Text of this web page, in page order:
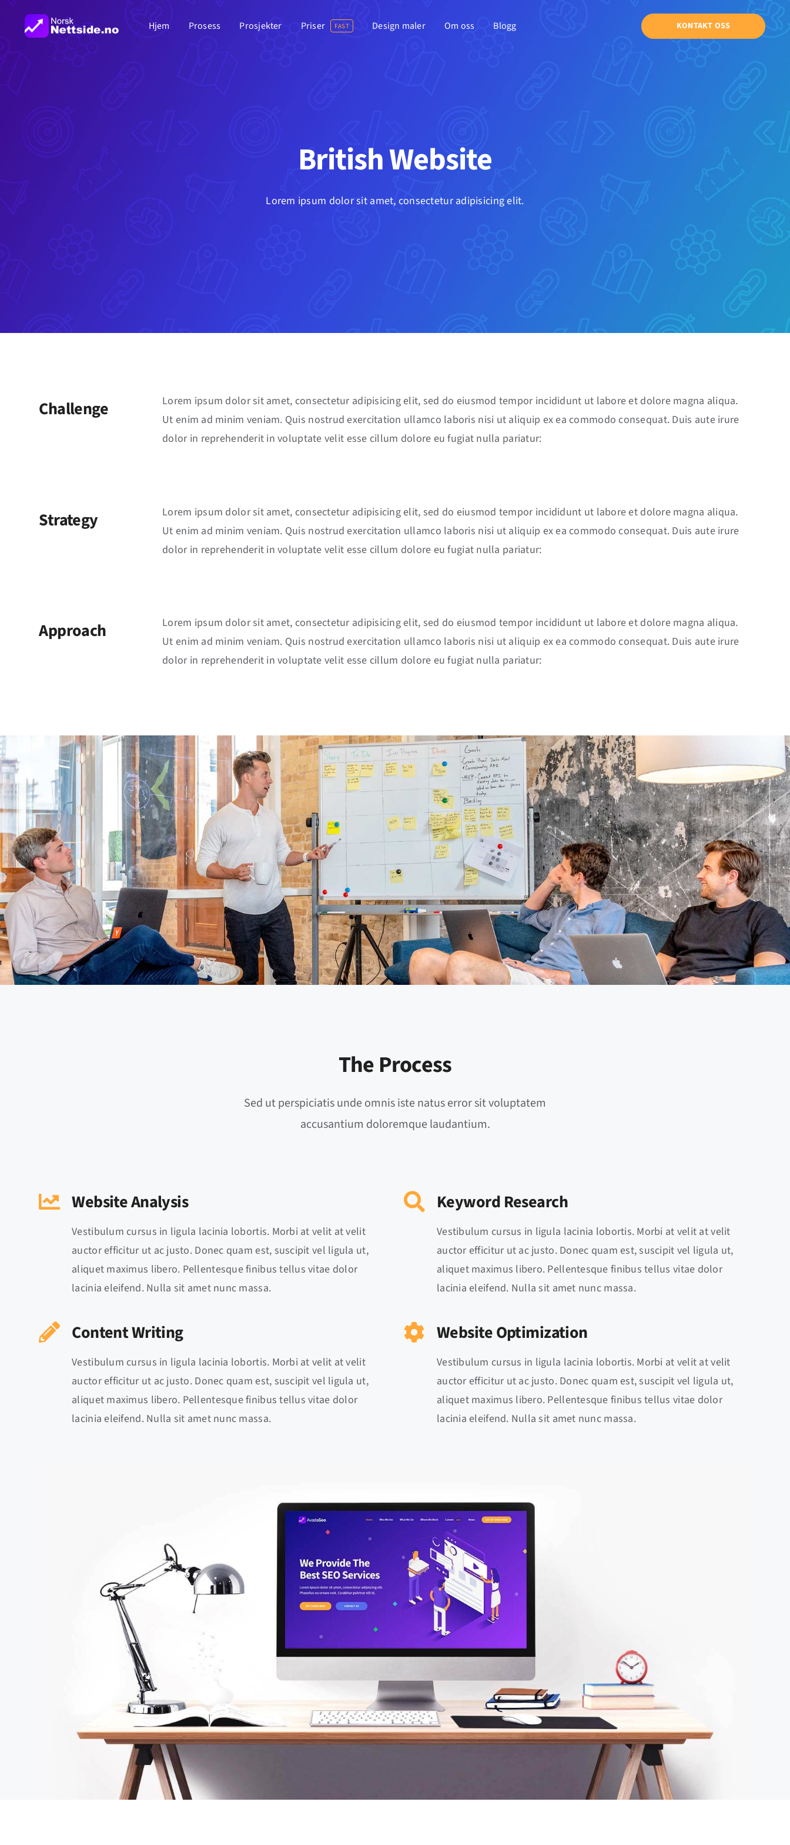
Skip
content
Hjem Prosess Prosjekter Priser FAST Design maler Om oss Blogg KONTAKT OSS
British Website
Lorem ipsum dolor sit amet, consectetur adipisicing elit.
Challenge
Lorem ipsum dolor sit amet, consectetur adipisicing elit, sed do eiusmod tempor incididunt ut labore et dolore magna aliqua.
Ut enim ad minim veniam. Quis nostrud exercitation ullamco laboris nisi ut aliquip ex ea commodo consequat. Duis aute irure
dolor in reprehenderit in voluptate velit esse cillum dolore eu fugiat nulla pariatur:
Strategy
Lorem ipsum dolor sit amet, consectetur adipisicing elit, sed do eiusmod tempor incididunt ut labore et dolore magna aliqua.
Ut enim ad minim veniam. Quis nostrud exercitation ullamco laboris nisi ut aliquip ex ea commodo consequat. Duis aute irure
dolor in reprehenderit in voluptate velit esse cillum dolore eu fugiat nulla pariatur:
Approach
Lorem ipsum dolor sit amet, consectetur adipisicing elit, sed do eiusmod tempor incididunt ut labore et dolore magna aliqua.
Ut enim ad minim veniam. Quis nostrud exercitation ullamco laboris nisi ut aliquip ex ea commodo consequat. Duis aute irure
dolor in reprehenderit in voluptate velit esse cillum dolore eu fugiat nulla pariatur:
The Process
Sed ut perspiciatis unde omnis iste natus error sit voluptatem
accusantium doloremque laudantium.
Website Analysis
Vestibulum cursus in ligula lacinia lobortis. Morbi at velit at velit
auctor efficitur ut ac justo. Donec quam est, suscipit vel ligula ut,
aliquet maximus libero. Pellentesque finibus tellus vitae dolor
lacinia eleifend. Nulla sit amet nunc massa.
Keyword Research
Vestibulum cursus in ligula lacinia lobortis. Morbi at velit at velit
auctor efficitur ut ac justo. Donec quam est, suscipit vel ligula ut,
aliquet maximus libero. Pellentesque finibus tellus vitae dolor
lacinia eleifend. Nulla sit amet nunc massa.
Content Writing
Vestibulum cursus in ligula lacinia lobortis. Morbi at velit at velit
auctor efficitur ut ac justo. Donec quam est, suscipit vel ligula ut,
aliquet maximus libero. Pellentesque finibus tellus vitae dolor
lacinia eleifend. Nulla sit amet nunc massa.
Website Optimization
Vestibulum cursus in ligula lacinia lobortis. Morbi at velit at velit
auctor efficitur ut ac justo. Donec quam est, suscipit vel ligula ut,
aliquet maximus libero. Pellentesque finibus tellus vitae dolor
lacinia eleifend. Nulla sit amet nunc massa.